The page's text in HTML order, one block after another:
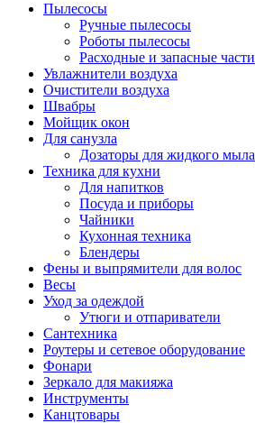
Пылесосы
Ручные пылесосы
Роботы пылесосы
Расходные и запасные части
Увлажнители воздуха
Очистители воздуха
Швабры
Мойщик окон
Для санузла
Дозаторы для жидкого мыла
Техника для кухни
Для напитков
Посуда и приборы
Чайники
Кухонная техника
Блендеры
Фены и выпрямители для волос
Весы
Уход за одеждой
Утюги и отпариватели
Сантехника
Роутеры и сетевое оборудование
Фонари
Зеркало для макияжа
Инструменты
Канцтовары